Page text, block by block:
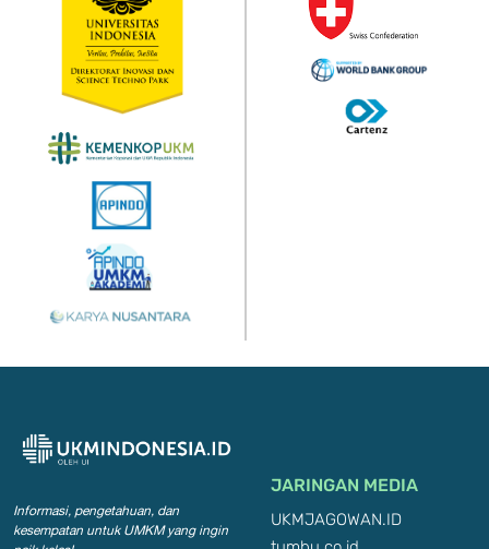
Informasi, pengetahuan, dan
kesempatan untuk UMKM yang ingin
JARINGAN MEDIA
UKMJAGOWAN.ID